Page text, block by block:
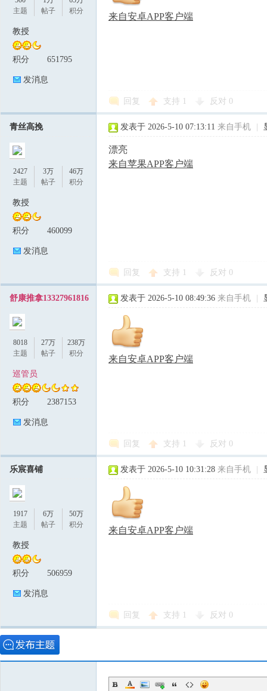
主题
帖子
积分
教授
积分 651795
发消息
来自安卓APP客户端
回复 支持 反对 0
青丝高挽
2427
主题
3万
帖子
46万
积分
教授
积分 460099
发消息
发表于 2026-5-10 07:13:11 来自手机
漂亮
来自苹果APP客户端
回复 支持 反对 0
舒康推拿13327961816
8018
主题
27万
帖子
238万
积分
巡管员
积分 2387153
发消息
发表于 2026-5-10 08:49:36 来自手机
来自安卓APP客户端
回复 支持 反对 0
乐宸喜铺
1917
主题
6万
帖子
50万
积分
教授
积分 506959
发消息
发表于 2026-5-10 10:31:28 来自手机
来自安卓APP客户端
回复 支持 反对 0